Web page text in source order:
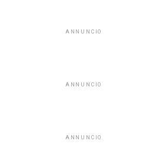
ANNUNCIO
ANNUNCIO
ANNUNCIO